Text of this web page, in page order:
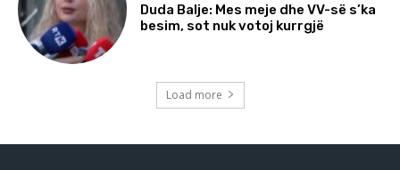
Duda Balje: Mes meje dhe VV-së s’ka
besim, sot nuk votoj kurrgjë
Load more